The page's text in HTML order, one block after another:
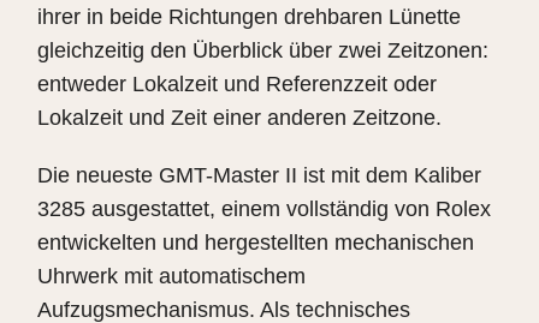
ihrer in beide Richtungen drehbaren Lünette
gleichzeitig den Überblick über zwei Zeitzonen:
entweder Lokalzeit und Referenzzeit oder
Lokalzeit und Zeit einer anderen Zeitzone.
Die neueste GMT-Master II ist mit dem Kaliber
3285 ausgestattet, einem vollständig von Rolex
entwickelten und hergestellten mechanischen
Uhrwerk mit automatischem
Aufzugsmechanismus. Als technisches